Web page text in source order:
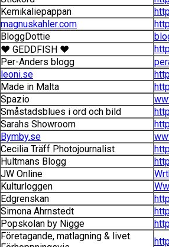
Kemikaliepappan
magnuskahler.com
BloggDottie
♥ GEDDFISH ♥
Per-Anders blogg
leoni.se
Made in Malta
Spazio
Småstadsblues i ord och bild
Sarahs Showroom
Bymby.se
Cecilia Träff Photojournalist
Hultmans Blogg
JW Online
Kulturloggen
Edgrenskan
Simona Ahrnstedt
Popskolan by Nigge
Företagande, matlagning & livet.